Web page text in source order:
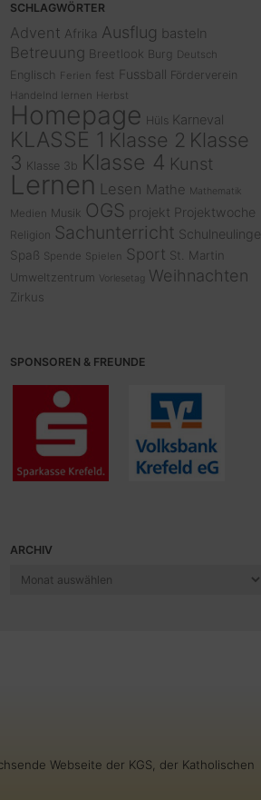
SCHLAGWÖRTER
Advent Afrika Ausflug basteln
Betreuung Breetlook Burg Deutsch
Englisch Ferien fest Fussball Förderverein
Handelnd lernen Herbst
Homepage Hüls Karneval
KLASSE 1 Klasse 2 Klasse
3 Klasse 3b Klasse 4 Kunst
Lernen Lesen Mathe Mathematik
Medien Musik OGS projekt Projektwoche
Religion Sachunterricht Schulneulinge
Spaß Spende Spielen Sport St. Martin
Umweltzentrum Vorlesetag Weihnachten
Zirkus
SPONSOREN & FREUNDE
ARCHIV
Archiv
Webseite der KGS, der Katholischen